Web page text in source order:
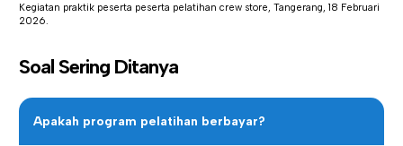
Kegiatan praktik peserta peserta pelatihan crew store, Tangerang, 18 Februari
2026.
Soal Sering Ditanya
Apakah program pelatihan berbayar?